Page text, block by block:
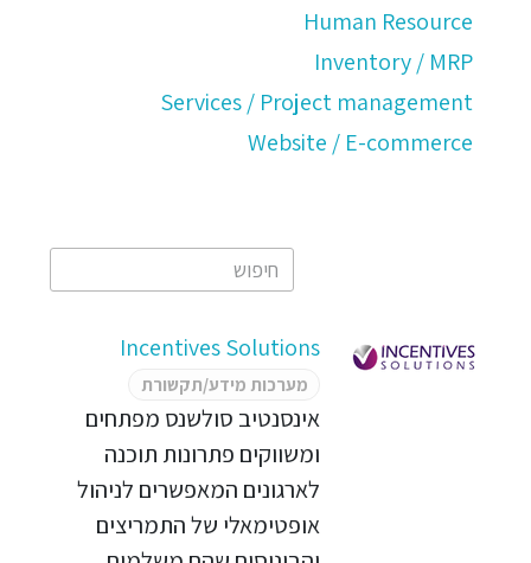
Human Resource
Inventory / MRP
Services / Project management
Website / E-commerce
Incentives Solutions
מערכות מידע/תקשורת
אינסנטיב סולשנס מפתחים
ומשווקים פתרונות תוכנה
לארגונים המאפשרים לניהול
אופטימאלי של התמריצים